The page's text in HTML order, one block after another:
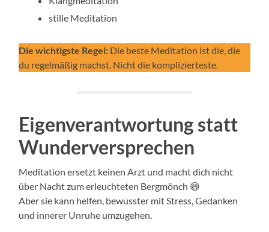
stille Meditation
Die wichtigste Regel: Die beste Meditation ist die, die
du regelmäßig machst. Nicht die komplizierteste.
Eigenverantwortung statt
Wunderversprechen
Meditation ersetzt keinen Arzt und macht dich nicht
über Nacht zum erleuchteten Bergmönch 😄
Aber sie kann helfen, bewusster mit Stress, Gedanken
und innerer Unruhe umzugehen.